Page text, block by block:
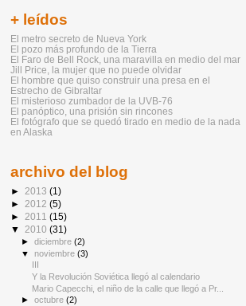
+ leídos
El metro secreto de Nueva York
El pozo más profundo de la Tierra
El Faro de Bell Rock, una maravilla en medio del mar
Jill Price, la mujer que no puede olvidar
El hombre que quiso construir una presa en el
Estrecho de Gibraltar
El misterioso zumbador de la UVB-76
El panóptico, una prisión sin rincones
El fotógrafo que se quedó tirado en medio de la nada
en Alaska
archivo del blog
► 2013 (1)
► 2012 (5)
► 2011 (15)
▼ 2010 (31)
►diciembre(2)
▼ noviembre(3)
Y la Revolución Soviética llegó al calendario
Mario Capecchi, el niño de la calle que llegó a Pr...
►octubre(2)